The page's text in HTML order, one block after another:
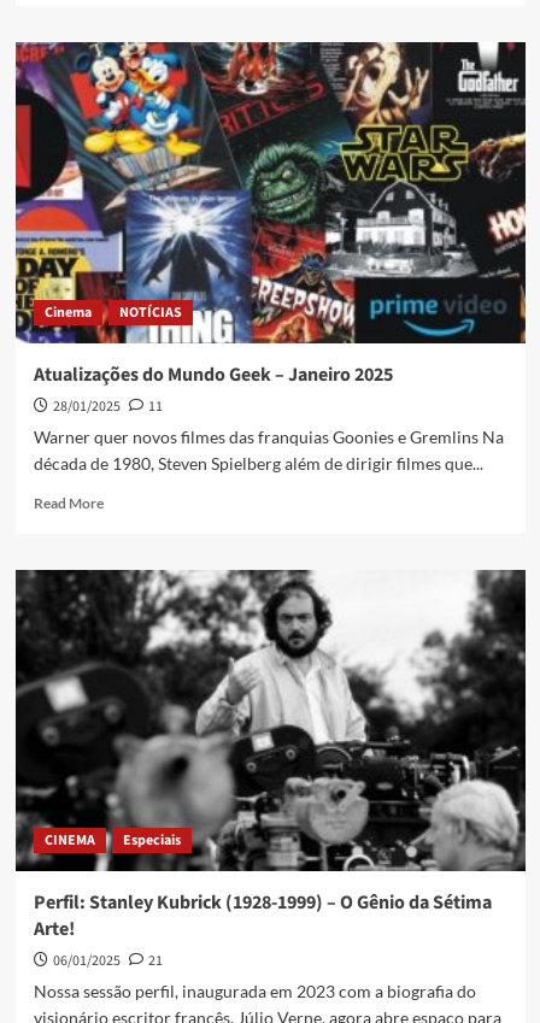
Cinema NOTÍCIAS
Atualizações do Mundo Geek – Janeiro 2025
28/01/2025
11
Warner quer novos filmes das franquias Goonies e Gremlins Na
década de 1980, Steven Spielberg além de dirigir filmes que...
Read More
CINEMA Especiais
Perfil: Stanley Kubrick (1928-1999) – O Gênio da Sétima
Arte!
06/01/2025
21
Nossa sessão perfil, inaugurada em 2023 com a biografia do
visionário escritor francês, Júlio Verne, agora abre espaço para